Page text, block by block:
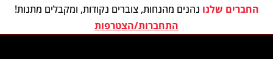
החברים שלנו נהנים מהנחות, צוברים נקודות, ומקבלים מתנות!
התחברות/הצטרפות